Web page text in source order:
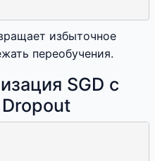
избыточное
переобучения.
SGD с